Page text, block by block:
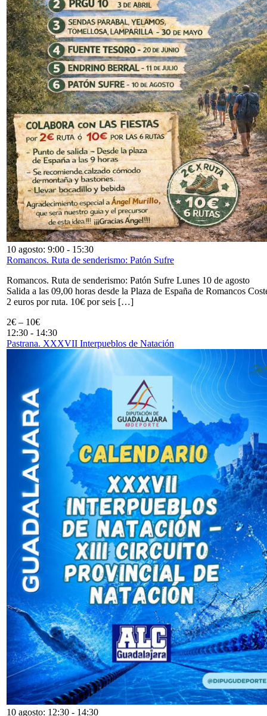
10 agosto: 9:00 - 15:30
Romancos. Ruta de senderismo: Patón Sufre
Romancos. Ruta de senderismo: Patón Sufre Lunes 10 de agosto
Salida a las 09,00 horas desde la Plaza de España de Romancos
2 euros por ruta. 10€ por seis […]
2€ – 10€
12:30 - 14:30
Pastrana. XXXVII Interpueblos de Natación
10 agosto: 12:30 - 14:30